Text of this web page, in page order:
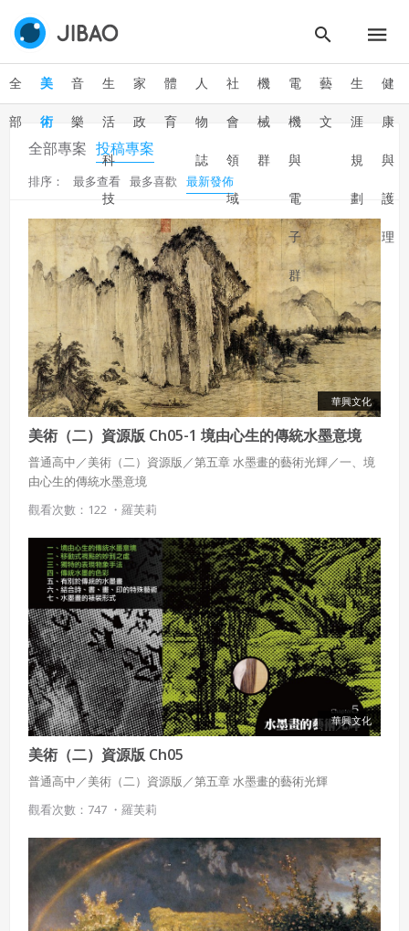
全
部
美
術
音
樂
生
活
科
技
家
政
體
育
人
物
誌
社
會
領
域
機
械
群
電
機
與
電
子
群
藝
文
生
涯
規
劃
健
康
與
護
理
全部專案 投稿專案
排序： 最多查看 最多喜歡 最新發佈
華興文化
美術（二）資源版 Ch05-1 境由心生的傳統水墨意境
普通高中／美術（二）資源版／第五章 水墨畫的藝術光輝／一、境
由心生的傳統水墨意境
觀看次數：122 ・ 羅芙莉
華興文化
美術（二）資源版 Ch05
普通高中／美術（二）資源版／第五章 水墨畫的藝術光輝
觀看次數：747 ・ 羅芙莉